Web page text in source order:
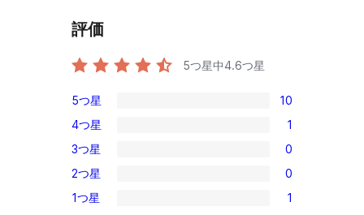
評価
5つ星中4.6つ星
10
5-
星
レ
ビ
5つ星 10
1
4-
星
レ
4つ星 1
0
3-
星
3つ星 0
0
2-
2つ星 0
1
1つ星 1